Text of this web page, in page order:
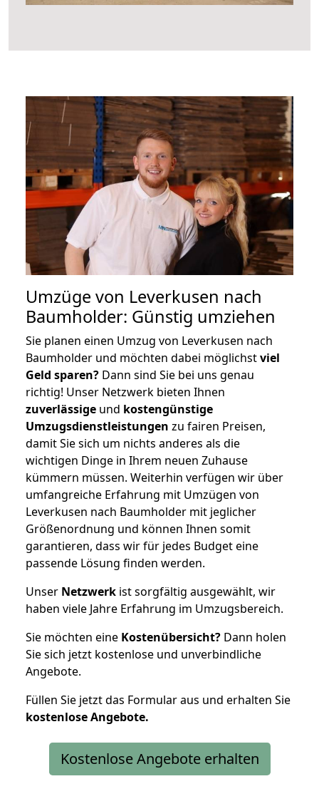
Umzüge von Leverkusen nach
Baumholder: Günstig umziehen
Sie planen einen Umzug von Leverkusen nach
Baumholder und möchten dabei möglichstviel
Geld sparen? Dann sind Sie bei uns genau
richtig! Unser Netzwerk bieten Ihnen
zuverlässige und kostengünstige
Umzugsdienstleistungen zu fairen Preisen,
damit Sie sich um nichts anderes als die
wichtigen Dinge in Ihrem neuen Zuhause
kümmern müssen. Weiterhin verfügen wir über
umfangreiche Erfahrung mit Umzügen von
Leverkusen nach Baumholder mit jeglicher
Größenordnung und können Ihnen somit
garantieren, dass wir für jedes Budget eine
passende Lösung finden werden.
Unser Netzwerk ist sorgfältig ausgewählt, wir
haben viele Jahre Erfahrung im Umzugsbereich.
Sie möchten eine Kostenübersicht? Dann holen
Sie sich jetzt kostenlose und unverbindliche
Angebote.
Füllen Sie jetzt das Formular aus und erhalten Sie
kostenloseAngebote.
Kostenlose Angebote erhalten